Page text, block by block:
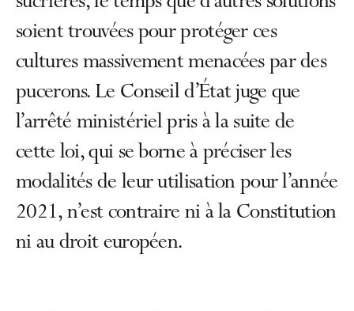
soient trouvées pour protéger ces
cultures massivement menacées par des
pucerons. Le Conseil d’État juge que
l’arrêté ministériel pris à la suite de
cette loi, qui se borne à préciser les
modalités de leur utilisation pour l’année
2021, n’est contraire ni à la Constitution
ni au droit européen.